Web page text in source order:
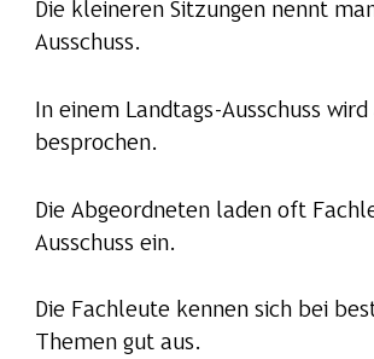
Die kleineren Sitzungen nennt
Ausschuss.
In einem Landtags-Ausschuss
besprochen.
Die Abgeordneten laden oft
Ausschuss ein.
Die Fachleute kennen sich bei
Themen gut aus.